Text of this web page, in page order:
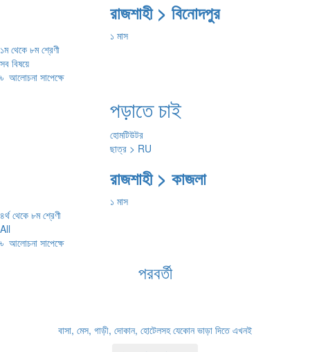
রাজশাহী > বিনোদপুর
১ মাস
১ম থেকে ৮ম শ্রেণী
সব বিষয়ে
৳ আলোচনা সাপেক্ষে
পড়াতে চাই
হোমটিউটর
ছাত্র > RU
রাজশাহী > কাজলা
১ মাস
৪র্থ থেকে ৮ম শ্রেণী
All
৳ আলোচনা সাপেক্ষে
পরবর্তী
বাসা, মেস, গাড়ী, দোকান, হোটেলসহ যেকোন ভাড়া দিতে এখনই